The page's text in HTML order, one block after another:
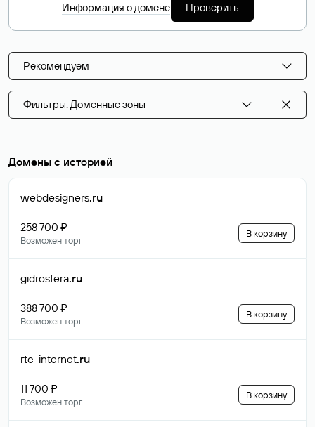
Информация о домене Проверить
Рекомендуем
Фильтры: Доменные зоны
Домены с историей
webdesigners.ru
258 700 ₽
Возможен торг
В корзину
gidrosfera.ru
388 700 ₽
Возможен торг
В корзину
rtc-internet.ru
11 700 ₽
Возможен торг
В корзину